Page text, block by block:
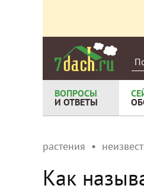
ВОПРОСЫ
И ОТВЕТЫ
растения
Как